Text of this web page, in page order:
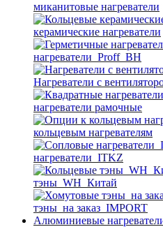
миканитовые нагреватели
керамические нагреватели
нагреватели_Proff_BH
Нагреватели с
нагреватели рамочные
кольцевым нагревателям
нагреватели_ITKZ
тэны_WH_Китай
тэны_на заказ_IMPORT
Алюминиевые